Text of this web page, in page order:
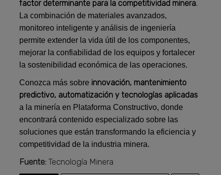
factor determinante para la competitividad minera.
La combinación de materiales avanzados,
monitoreo inteligente y análisis de ingeniería
permite extender la vida útil de los componentes,
mejorar la confiabilidad de los equipos y fortalecer
la sostenibilidad económica de las operaciones.
Conozca más sobre innovación, mantenimiento
predictivo, automatización y tecnologías aplicadas
a la minería en Plataforma Constructivo, donde
encontrará contenido especializado sobre las
soluciones que están transformando la eficiencia y
competitividad de la industria minera.
Fuente: Tecnología Minera